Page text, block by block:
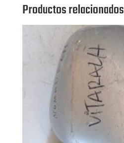
Productos relacionados